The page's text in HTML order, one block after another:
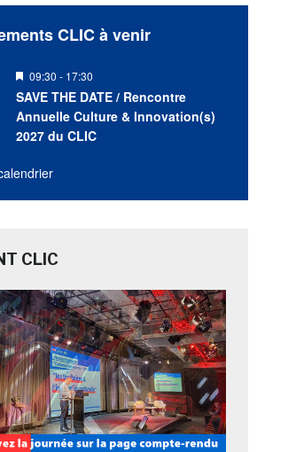
CLIC à venir
Mis
en
avant
09:30 - 17:30
SAVE THE DATE / Rencontre
Annuelle Culture & Innovation(s)
2027 du CLIC
CLIC